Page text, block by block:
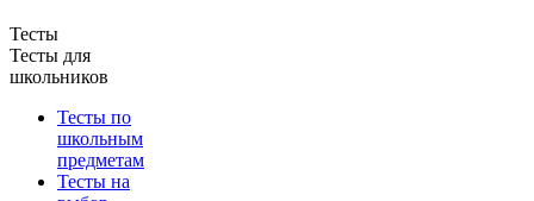
Тесты
Тесты для
школьников
Тесты по
школьным
предметам
Тесты на